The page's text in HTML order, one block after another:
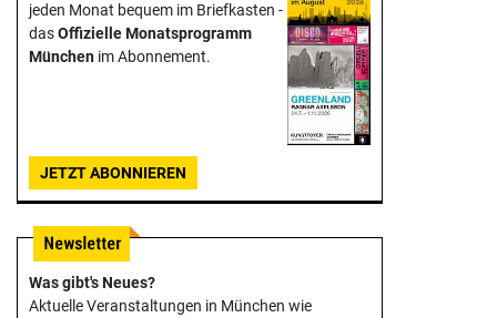
jeden Monat bequem im Briefkasten -
dasOffizielle Monats­programm
München im Abonnement.
JETZT ABONNIEREN
Was gibt's Neues?
Aktuelle Veranstaltungen in München wie